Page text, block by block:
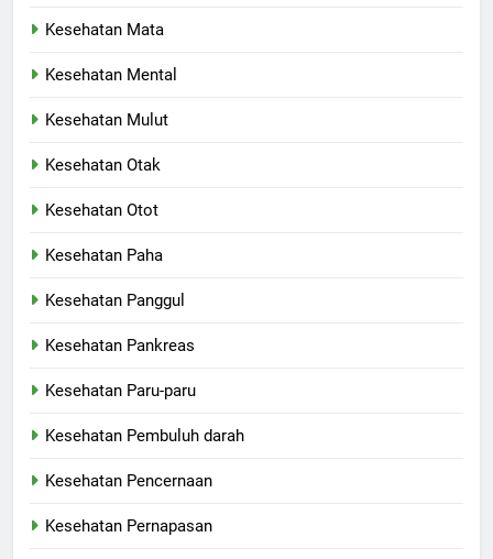
Kesehatan Mata
Kesehatan Mental
Kesehatan Mulut
Kesehatan Otak
Kesehatan Otot
Kesehatan Paha
Kesehatan Panggul
Kesehatan Pankreas
Kesehatan Paru-paru
Kesehatan Pembuluh darah
Kesehatan Pencernaan
Kesehatan Pernapasan